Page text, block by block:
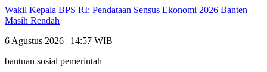
Wakil Kepala BPS RI: Pendataan Sensus Ekonomi 2026 Banten
Masih Rendah
6 Agustus 2026 | 14:57 WIB
bantuan sosial pemerintah